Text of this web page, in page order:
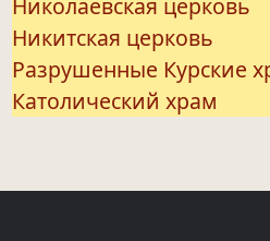
Николаевская церковь
Никитская церковь
Разрушенные Курские
Католический храм